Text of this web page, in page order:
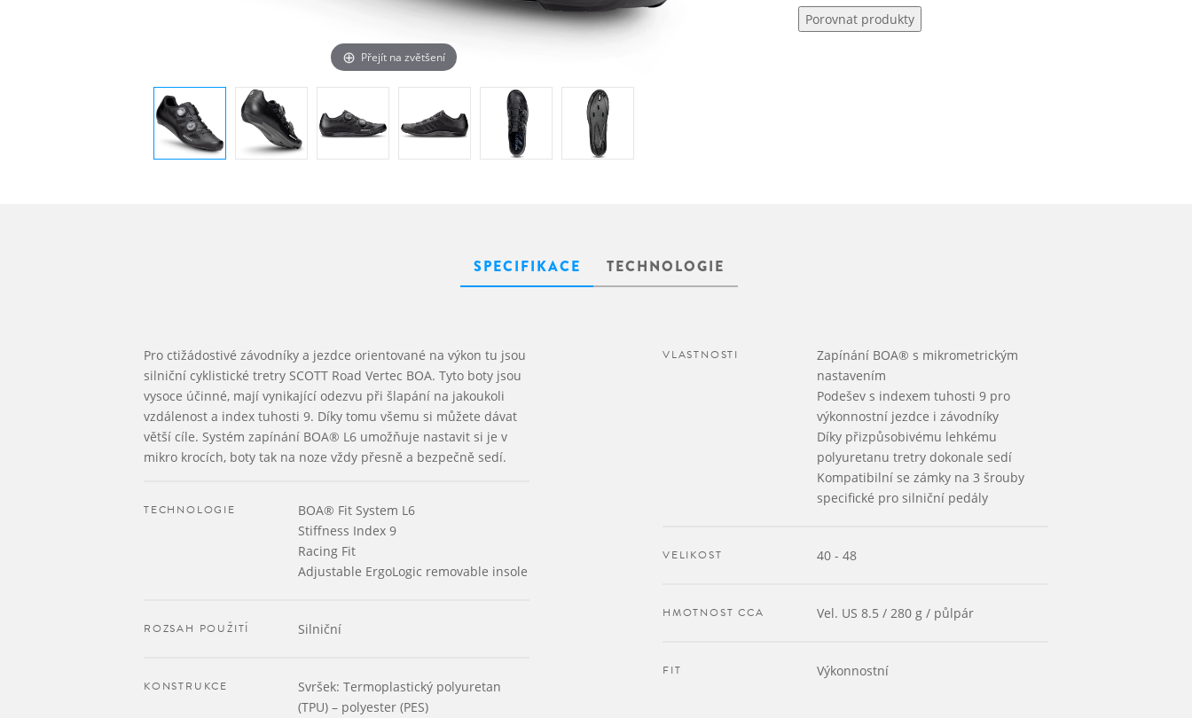
Přejít na zvětšení
Porovnat produkty
SPECIFIKACE TECHNOLOGIE
Pro ctižádostivé závodníky a jezdce orientované na výkon tu jsou
silniční cyklistické tretry SCOTT Road Vertec BOA. Tyto boty jsou
vysoce účinné, mají vynikající odezvu při šlapání na jakoukoli
vzdálenost a index tuhosti 9. Díky tomu všemu si můžete dávat
větší cíle. Systém zapínání BOA® L6 umožňuje nastavit si je v
mikro krocích, boty tak na noze vždy přesně a bezpečně sedí.
TECHNOLOGIE
BOA® Fit System L6
Stiffness Index 9
Racing Fit
Adjustable ErgoLogic removable insole
ROZSAH POUŽITÍ Silniční
KONSTRUKCE
Svršek: Termoplastický polyuretan
(TPU) – polyester (PES)
VLASTNOSTI
Zapínání BOA® s mikrometrickým
nastavením
Podešev s indexem tuhosti 9 pro
výkonnostní jezdce i závodníky
Díky přizpůsobivému lehkému
polyuretanu tretry dokonale sedí
Kompatibilní se zámky na 3 šrouby
specifické pro silniční pedály
VELIKOST 40 - 48
HMOTNOST CCA Vel. US 8.5 / 280 g / půlpár
FIT Výkonnostní